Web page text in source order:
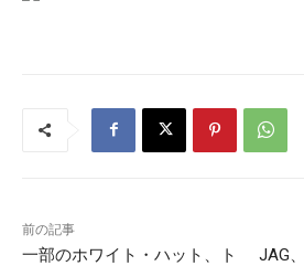
前の記事
一部のホワイト・ハット、ト
JAG